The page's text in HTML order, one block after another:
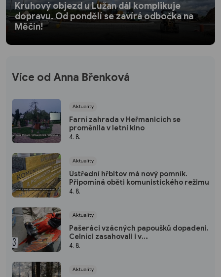
Kruhový objezd u Lužan dál komplikuje
dopravu. Od pondělí se zavírá odbočka na
Měčín!
Více od Anna Břenková
Aktuality
Farní zahrada v Heřmanicích se
proměnila v letní kino
4. 8.
Aktuality
Ústřední hřbitov má nový pomník.
Připomíná oběti komunistického režimu
4. 8.
Aktuality
Pašeráci vzácných papoušků dopadeni.
Celníci zasahovali i v
Moravskoslezském kraji
4. 8.
Aktuality